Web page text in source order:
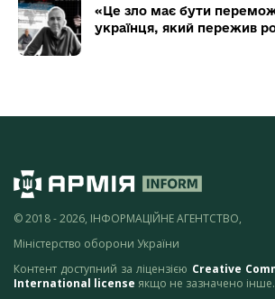
«Це зло має бути
українця, який пережив
© 2018 - 2026, ІНФОРМАЦІЙНЕ АГЕНТСТВО,
Міністерство оборони України
Контент доступний за ліцензією Creative
International license якщо не зазначено інше.